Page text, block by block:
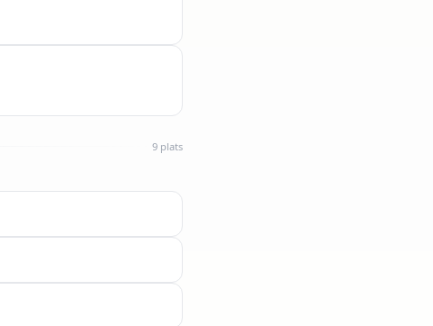
9 plats